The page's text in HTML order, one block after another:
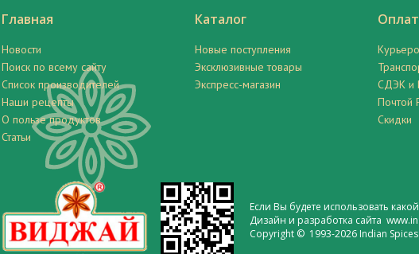
Главная
Новости
Поиск по всему сайту
Список производителей
Наши рецепты
О пользе продуктов
Статьи
Каталог
Новые поступления
Эксклюзивные товары
Экспресс-магазин
СДЭК и
Почтой
Скидки
Если Вы будете использовать
Дизайн и разработка сайта
Copyright © 1993-2026 Indian Spices